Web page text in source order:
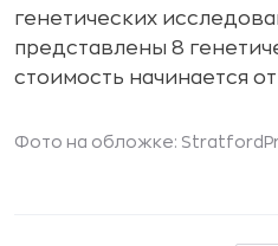
генетических
представлены 8
стоимость начинается
Фото на обложке: